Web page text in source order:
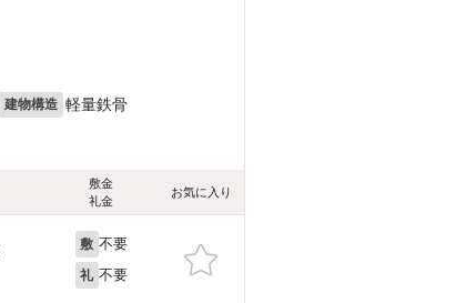
建物構造 軽量鉄骨
敷金
礼金
お気に入り
敷 不要
礼 不要